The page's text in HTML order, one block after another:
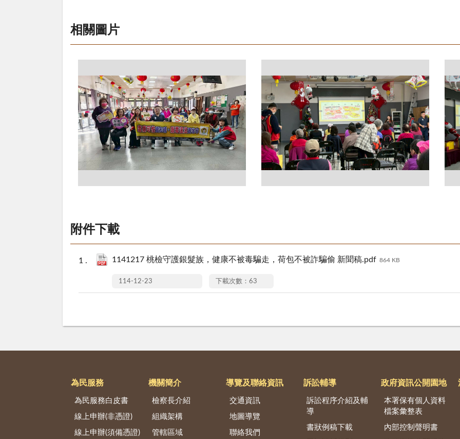
相關圖片
附件下載
1141217 桃檢守護銀髮族，健康不被毒騙走，荷包不被詐騙偷 新聞稿.pdf 864 KB
114-12-23 下載次數：63
為民服務
為民服務白皮書
線上申辦(非憑證)
線上申辦(須備憑證)
機關簡介
檢察長介紹
組織架構
管轄區域
導覽及聯絡資訊
交通資訊
地圖導覽
聯絡我們
訴訟輔導
訴訟程序介紹及輔
導
書狀例稿下載
政府資訊公開園地
本署保有個人資料
檔案彙整表
內部控制聲明書